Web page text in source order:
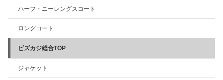
ハーフ・ニーレングスコート
ロングコート
ビズカジ総合TOP
ジャケット